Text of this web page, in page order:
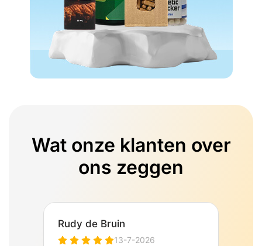
Wat onze klanten over
ons zeggen